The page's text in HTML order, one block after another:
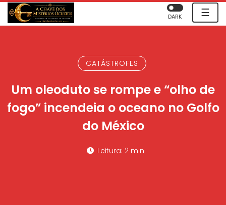
☰
DARK
CATÁSTROFES
Um oleoduto se rompe e “olho de
fogo” incendeia o oceano no Golfo
do México
Leitura: 2 min